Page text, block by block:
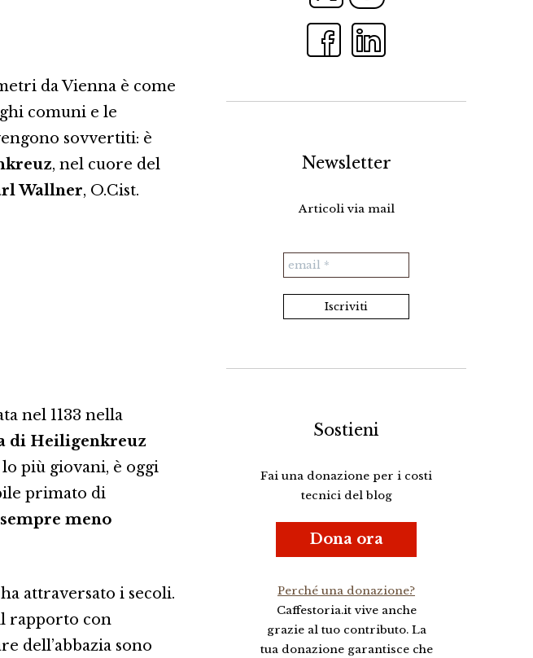
da Vienna è come
comuni e le
sovvertiti: è
, nel cuore del
Wallner, O.Cist.
nel 1133 nella
di Heiligenkreuz
più giovani, è oggi
primato di
sempre meno
attraversato i secoli.
rapporto con
dell’abbazia sono
Newsletter
Articoli via mail
Sostieni
Fai una donazione per i costi
tecnici del blog
Dona ora
Perché una donazione?
Caffestoria.it vive anche
grazie al tuo contributo. La
tua donazione garantisce che